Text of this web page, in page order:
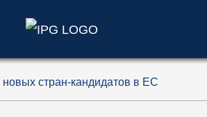
стран-кандидатов в ЕС